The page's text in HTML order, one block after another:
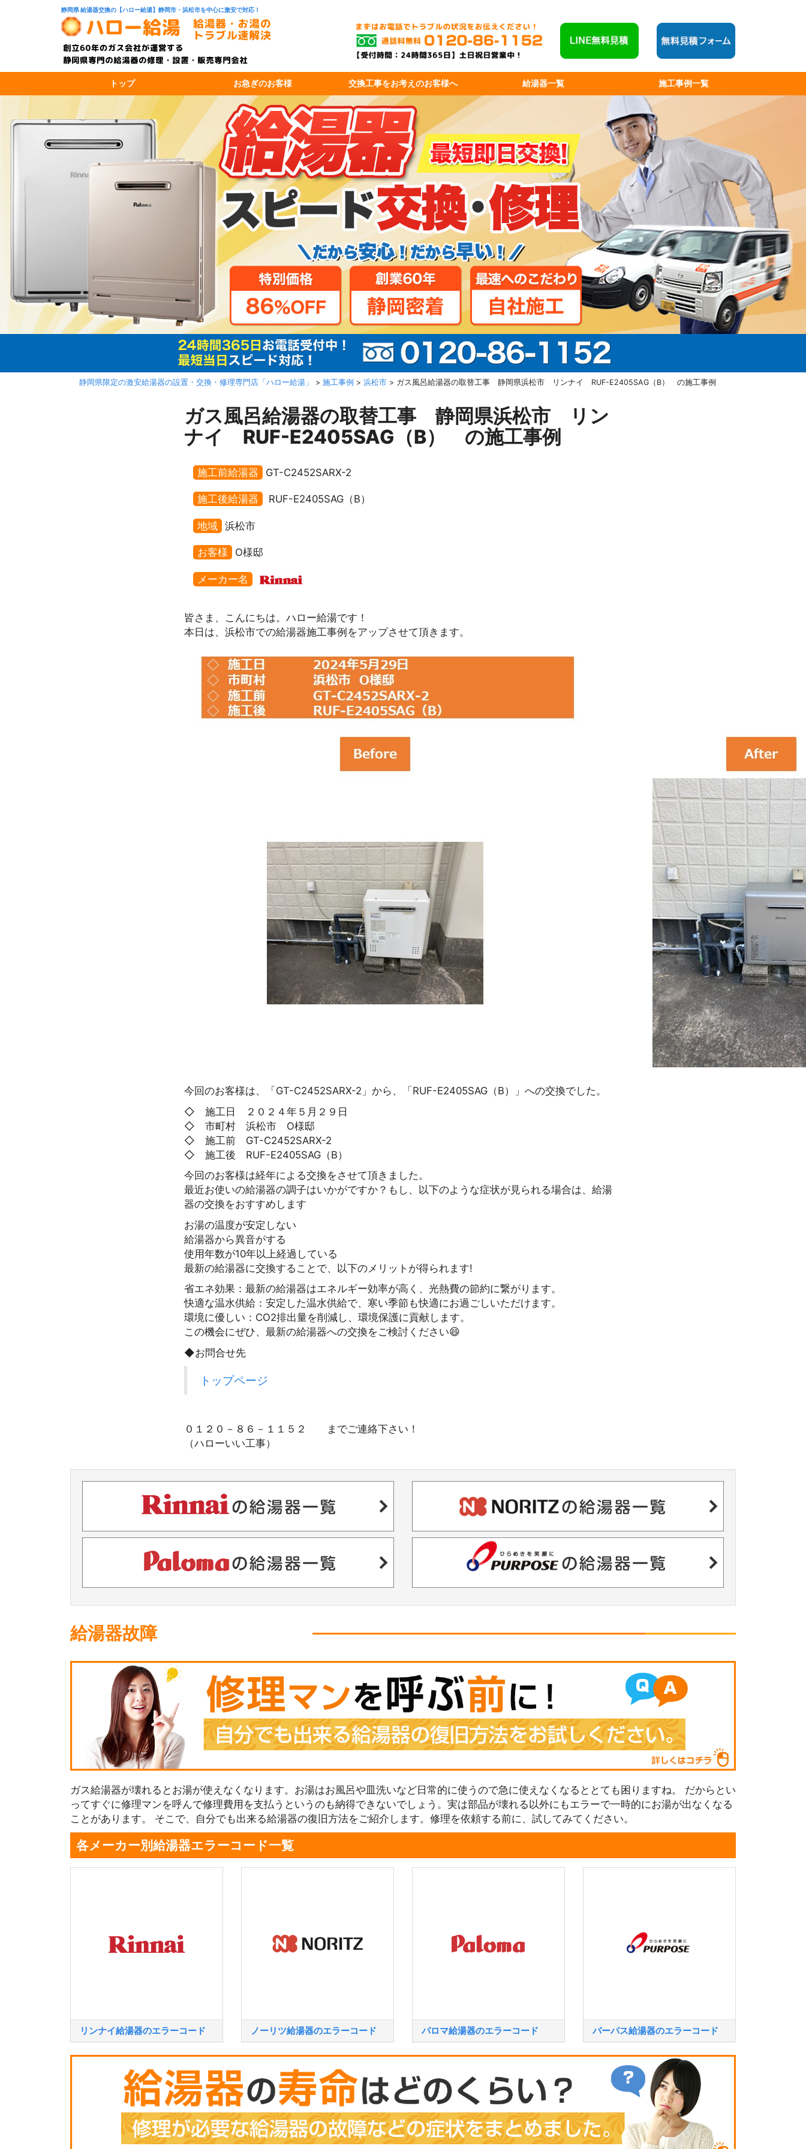
静岡県 給湯器交換の【ハロー給湯】静岡市・浜松市を中心に激安で対応！
トップ お急ぎのお客様 交換工事をお考えのお客様へ 給湯器一覧 施工事例一覧
静岡県限定の激安給湯器の設置・交換・修理専門店「ハロー給湯」 > 施工事例 > 浜松市 > ガス風呂給湯器の取替工事 静岡県浜松市 リンナイ RUF-E2405SAG（B） の施工事例
ガス風呂給湯器の取替工事 静岡県浜松市 リン
ナイ RUF-E2405SAG（B） の施工事例
施工前給湯器 GT-C2452SARX-2
施工後給湯器 RUF-E2405SAG（B）
地域 浜松市
お客様 O様邸
メーカー名
皆さま、こんにちは。ハロー給湯です！
本日は、浜松市での給湯器施工事例をアップさせて頂きます。
今回のお客様は、「GT-C2452SARX-2」から、「RUF-E2405SAG（B）」への交換でした。
◇ 施工日 ２０２４年５月２９日
◇ 市町村 浜松市 O様邸
◇ 施工前 GT-C2452SARX-2
◇ 施工後 RUF-E2405SAG（B）
今回のお客様は経年による交換をさせて頂きました。
最近お使いの給湯器の調子はいかがですか？もし、以下のような症状が見られる場合は、給湯
器の交換をおすすめします
お湯の温度が安定しない
給湯器から異音がする
使用年数が10年以上経過している
最新の給湯器に交換することで、以下のメリットが得られます!
省エネ効果：最新の給湯器はエネルギー効率が高く、光熱費の節約に繋がります。
快適な温水供給：安定した温水供給で、寒い季節も快適にお過ごしいただけます。
環境に優しい：CO2排出量を削減し、環境保護に貢献します。
この機会にぜひ、最新の給湯器への交換をご検討ください😄
◆お問合せ先
トップページ
０１２０－８６－１１５２ までご連絡下さい！
（ハローいい工事）
給湯器故障
ガス給湯器が壊れるとお湯が使えなくなります。お湯はお風呂や皿洗いなど日常的に使うので急に使えなくなるととても困りますね。 だからとい
ってすぐに修理マンを呼んで修理費用を支払うというのも納得できないでしょう。実は部品が壊れる以外にもエラーで一時的にお湯が出なくなる
ことがあります。 そこで、自分でも出来る給湯器の復旧方法をご紹介します。修理を依頼する前に、試してみてください。
各メーカー別給湯器エラーコード一覧
リンナイ給湯器のエラーコード ノーリツ給湯器のエラーコード パロマ給湯器のエラーコード パーパス給湯器のエラーコード